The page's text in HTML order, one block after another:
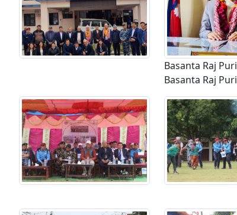
Basanta Raj Puri
Basanta Raj Puri